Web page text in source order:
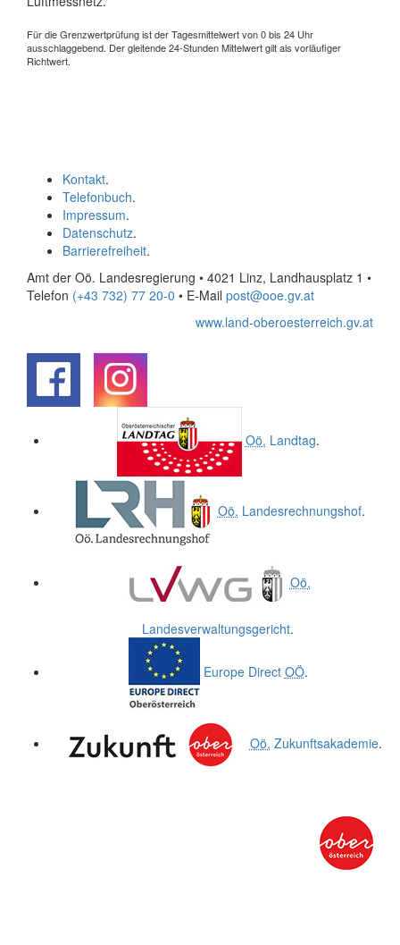
Für die Grenzwertprüfung ist der Tagesmittelwert von 0 bis 24 Uhr
ausschlaggebend. Der gleitende 24-Stunden Mittelwert gilt als vorläufiger
Richtwert.
Kontakt.
Telefonbuch.
Impressum.
Datenschutz.
Barrierefreiheit.
Amt der Oö. Landesregierung • 4021 Linz, Landhausplatz 1 •
Telefon (+43 732) 77 20-0 • E-Mail post@ooe.gv.at
www.land-oberoesterreich.gv.at
Oö. Landtag.
Oö. Landesrechnungshof.
Oö.
Landesverwaltungsgericht.
Europe Direct OÖ.
Oö. Zukunftsakademie.